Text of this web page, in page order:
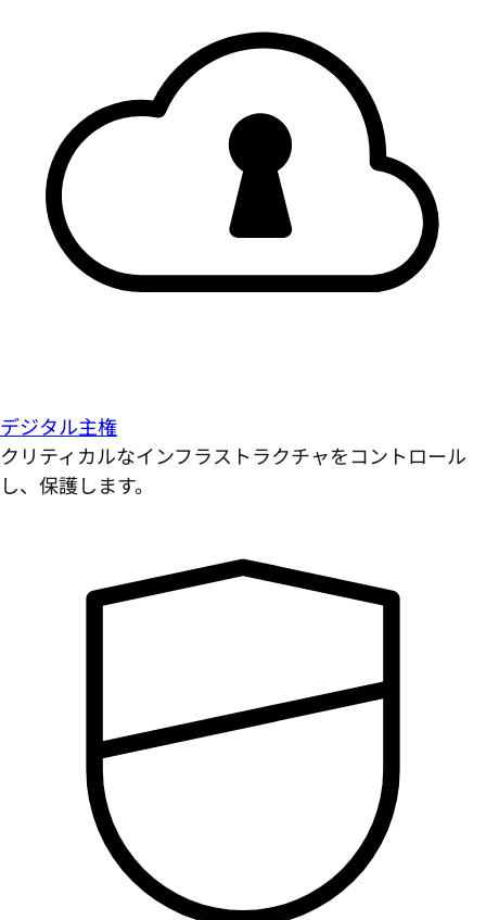
デジタル主権
クリティカルなインフラストラクチャをコントロール
し、保護します。